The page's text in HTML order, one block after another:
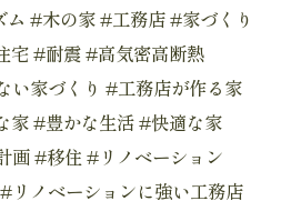
#木の家 #工務店 #家づくり
宅 #耐震 #高気密高断熱
い家づくり #工務店が作る家
家 #豊かな生活 #快適な家
画 #移住 #リノベーション
リノベーションに強い工務店